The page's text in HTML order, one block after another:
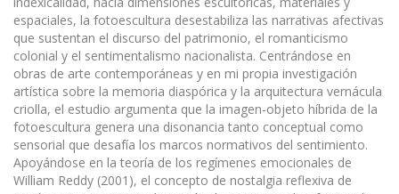
espaciales, la fotoescultura desestabiliza las narrativas afectivas
que sustentan el discurso del patrimonio, el romanticismo
colonial y el sentimentalismo nacionalista. Centrándose en
obras de arte contemporáneas y en mi propia investigación
artística sobre la memoria diaspórica y la arquitectura vernácula
criolla, el estudio argumenta que la imagen-objeto híbrida de la
fotoescultura genera una disonancia tanto conceptual como
sensorial que desafía los marcos normativos del sentimiento.
Apoyándose en la teoría de los regímenes emocionales de
William Reddy (2001), el concepto de nostalgia reflexiva de